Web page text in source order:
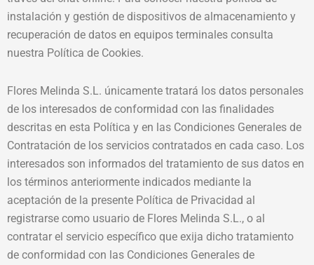
instalación y gestión de dispositivos de almacenamiento y
recuperación de datos en equipos terminales consulta
nuestra Política de Cookies.
Flores Melinda S.L. únicamente tratará los datos personales
de los interesados de conformidad con las finalidades
descritas en esta Política y en las Condiciones Generales de
Contratación de los servicios contratados en cada caso. Los
interesados son informados del tratamiento de sus datos en
los términos anteriormente indicados mediante la
aceptación de la presente Política de Privacidad al
registrarse como usuario de Flores Melinda S.L., o al
contratar el servicio específico que exija dicho tratamiento
de conformidad con las Condiciones Generales de